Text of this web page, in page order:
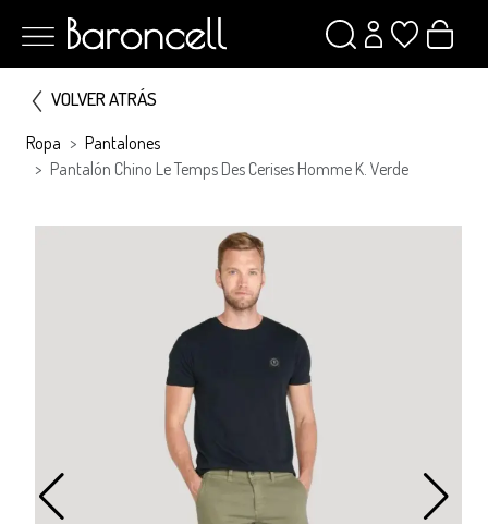
VOLVER ATRÁS
Ropa
Pantalones
Pantalón Chino Le Temps Des Cerises Homme K. Verde